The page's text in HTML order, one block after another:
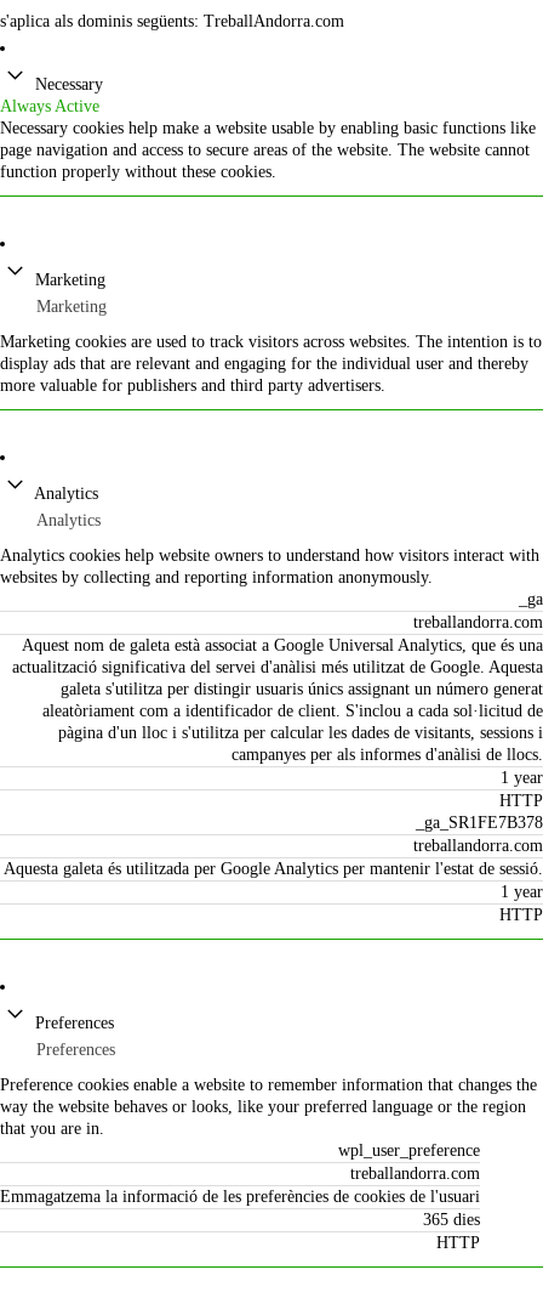
s'aplica als dominis següents: TreballAndorra.com
Necessary
Always Active
Necessary cookies help make a website usable by enabling basic functions like
page navigation and access to secure areas of the website. The website cannot
function properly without these cookies.
Marketing
Marketing
Marketing cookies are used to track visitors across websites. The intention is to
display ads that are relevant and engaging for the individual user and thereby
more valuable for publishers and third party advertisers.
Analytics
Analytics
Analytics cookies help website owners to understand how visitors interact with
websites by collecting and reporting information anonymously.
_ga
treballandorra.com
Aquest nom de galeta està associat a Google Universal Analytics, que és una
actualització significativa del servei d'anàlisi més utilitzat de Google. Aquesta
galeta s'utilitza per distingir usuaris únics assignant un número generat
aleatòriament com a identificador de client. S'inclou a cada sol·licitud de
pàgina d'un lloc i s'utilitza per calcular les dades de visitants, sessions i
campanyes per als informes d'anàlisi de llocs.
1 year
HTTP
_ga_SR1FE7B378
treballandorra.com
Aquesta galeta és utilitzada per Google Analytics per mantenir l'estat de sessió.
1 year
HTTP
Preferences
Preferences
Preference cookies enable a website to remember information that changes the
way the website behaves or looks, like your preferred language or the region
that you are in.
wpl_user_preference
treballandorra.com
Emmagatzema la informació de les preferències de cookies de l'usuari
365 dies
HTTP